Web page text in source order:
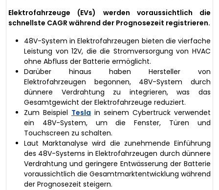
Elektrofahrzeuge (EVs) werden voraussichtlich die
schnellste CAGR während der Prognosezeit registrieren.
48V-System in Elektrofahrzeugen bieten die vierfache
Leistung von 12V, die die Stromversorgung von HVAC
ohne Abfluss der Batterie ermöglicht.
Darüber hinaus haben Hersteller von
Elektrofahrzeugen begonnen, 48V-System durch
dünnere Verdrahtung zu integrieren, was das
Gesamtgewicht der Elektrofahrzeuge reduziert.
Zum Beispiel Tesla in seinem Cybertruck verwendet
ein 48V-System, um die Fenster, Türen und
Touchscreen zu schalten.
Laut Marktanalyse wird die zunehmende Einführung
des 48V-Systems in Elektrofahrzeugen durch dünnere
Verdrahtung und geringere Entwässerung der Batterie
voraussichtlich die Gesamtmarktentwicklung während
der Prognosezeit steigern.